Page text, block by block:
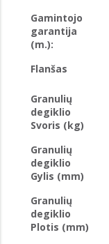
Gamintojo
garantija
(m.):
Flanšas
Granulių
degiklio
Svoris (kg)
Granulių
degiklio
Gylis (mm)
Granulių
degiklio
Plotis (mm)